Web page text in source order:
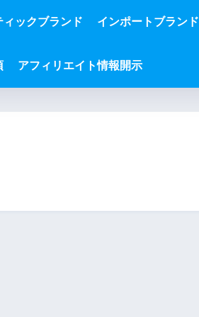
ィックブランド インポートブランド
アフィリエイト情報開示